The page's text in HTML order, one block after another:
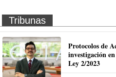
Tribunas
Protocolos de
investigación
Ley 2/2023